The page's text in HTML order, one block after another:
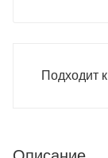
Подходит к